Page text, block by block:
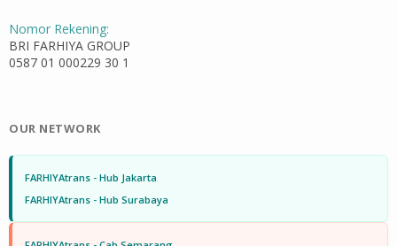
Nomor Rekening:
BRI FARHIYA GROUP
0587 01 000229 30 1
OUR NETWORK
FARHIYAtrans - Hub Jakarta
FARHIYAtrans - Hub Surabaya